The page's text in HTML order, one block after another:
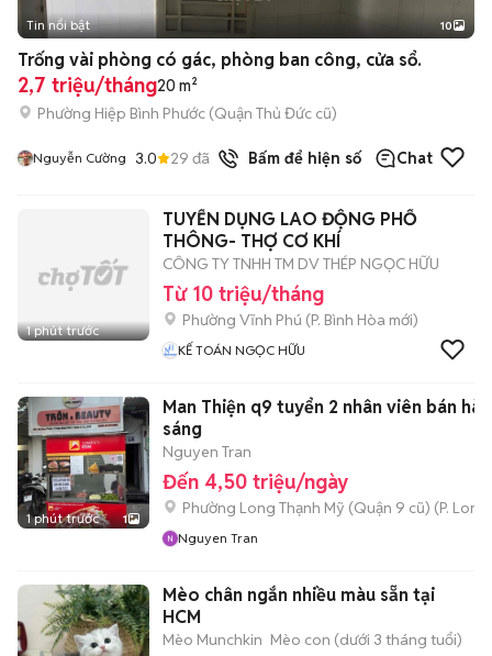
+2
Tin nổi bật 10
Trống vài phòng có gác, phòng ban công, cửa sổ.
2,7 triệu/tháng20 m²
Phường Hiệp Bình Phước (Quận Thủ Đức cũ)
Nguyễn Cường 3.0 29 đã bán Bấm để hiện số Chat
1 phút trước
TUYỂN DỤNG LAO ĐỘNG PHỔ
THÔNG- THỢ CƠ KHÍ
CÔNG TY TNHH TM DV THÉP NGỌC HỮU
Từ 10 triệu/tháng
Phường Vĩnh Phú (P. Bình Hòa mới)
KẾ TOÁN NGỌC HỮU
1 phút trước 1
Man Thiện q9 tuyển 2 nhân viên bán
sáng
Nguyen Tran
Đến 4,50 triệu/ngày
Phường Long Thạnh Mỹ (Quận 9 cũ) (P.
Nguyen Tran
Mèo chân ngắn nhiều màu sẵn tại
HCM
Mèo Munchkin Mèo con (dưới 3 tháng tuổi)